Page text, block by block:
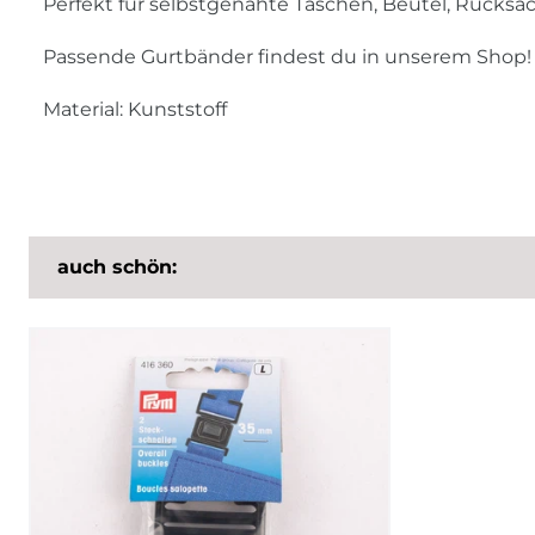
Passende Gurtbänder findest du in unserem Shop!
Material: Kunststoff
auch schön: